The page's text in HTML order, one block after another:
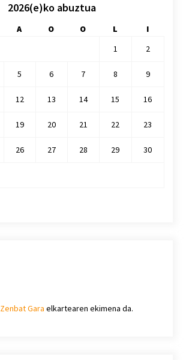
2026(e)ko abuztua
A O O L
I
1
2
5 6 7 8 9
12 13 14 15 16
19 20 21 22 23
26 27 28 29 30
Zenbat Gara elkartearen ekimena da.